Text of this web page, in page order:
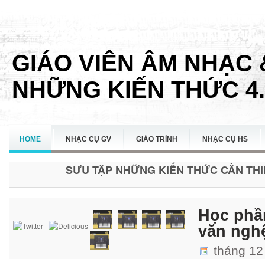
GIÁO VIÊN ÂM NHẠC
NHỮNG KIẾN THỨC
HOME NHẠC CỤ GV GIÁO TRÌNH NHẠC CỤ HS
SƯU TẬP NHỮNG KIẾN THỨC CẦN
Học
văn
tháng